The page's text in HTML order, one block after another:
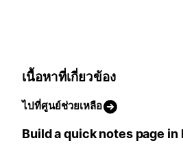
เนื้อหาที่เกี่ยวข้อง
ไปที่ศูนย์ช่วยเหลือ
Build a quick notes page in